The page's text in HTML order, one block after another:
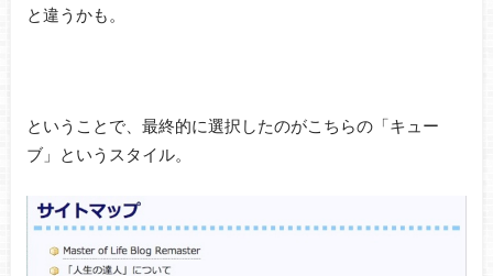
と違うかも。
ということで、最終的に選択したのがこちらの「キュー
ブ」というスタイル。